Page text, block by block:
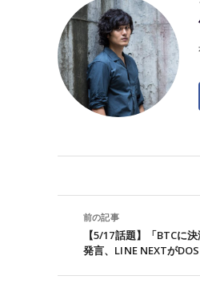
前の記事
【5/17話題】「BTCに
発言、LINE NEXTが